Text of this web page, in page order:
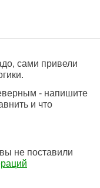
сами привели
- напишите
и что
не поставили